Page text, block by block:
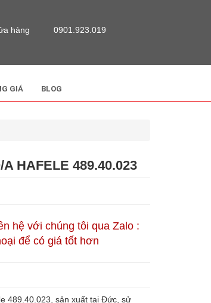
hàng 0901.923.019
GIÁ BLOG
HAFELE 489.40.023
hệ với chúng tôi qua Zalo :
để có giá tốt hơn
489.40.023, sản xuất tại Đức, sử